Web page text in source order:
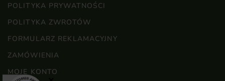
POLITYKA PRYWATNOŚCI
POLITYKA ZWROTÓW
FORMULARZ REKLAMACYJNY
ZAMÓWIENIA
MOJE KONTO